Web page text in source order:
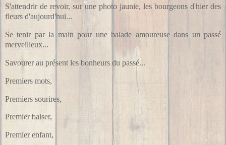
S'attendrir de revoir, sur une photo jaunie, les bourgeons d'hier des
fleurs d'aujourd'hui...
Se tenir par la main pour une balade amoureuse dans un passé
merveilleux...
Savourer au présent les bonheurs du passé...
Premiers mots,
Premiers sourires,
Premier baiser,
Premier enfant,